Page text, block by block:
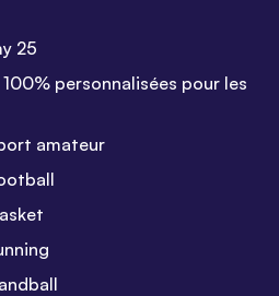
25
personnalisées pour les
amateur